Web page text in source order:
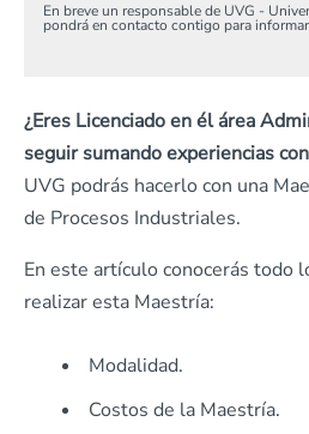
En breve un responsable de UVG -
pondrá en contacto contigo para
¿Eres Licenciado en él área
seguir sumando experiencias
UVG podrás hacerlo con una
de Procesos Industriales.
En este artículo conocerás todo
realizar esta Maestría:
Modalidad.
Costos de la Maestría.